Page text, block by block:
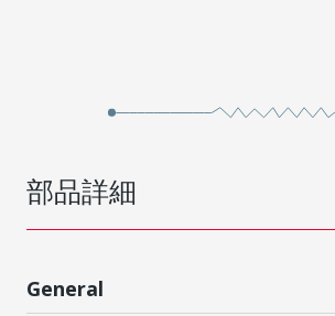
部品詳細
General